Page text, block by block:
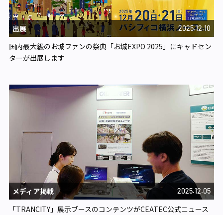
出展 2025.12.10
国内最大級のお城ファンの祭典「お城EXPO 2025」にキャドセン
ターが出展します
メディア掲載 2025.12.05
「TRANCITY」展示ブースのコンテンツがCEATEC公式ニュース